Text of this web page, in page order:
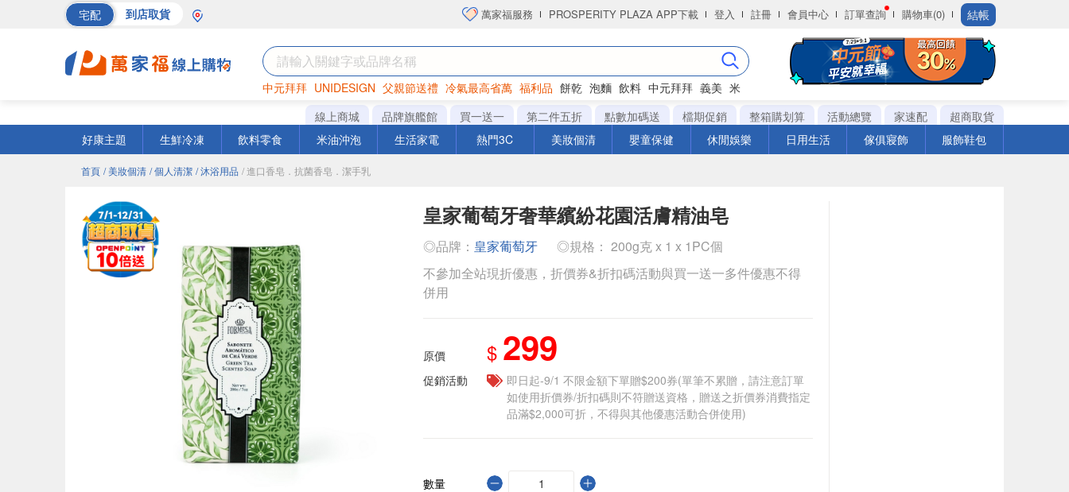
宅配 到店取貨 萬家福服務 PROSPERITY PLAZA APP下載 登入 註冊 會員中心 訂單查詢 購物車(0) 結帳
中元拜拜 UNIDESIGN 父親節送禮 冷氣最高省萬 福利品 餅乾 泡麵 飲料 中元拜拜 義美 米
罐頭 海苔 洋芋片
線上商城 品牌旗艦館 買一送一 第二件五折 點數加碼送 檔期促銷 整箱購划算 活動總覽 家速配
超商取貨
好康主題
生鮮冷凍 飲料零食 米油沖泡 生活家電 熱門3C 美妝個清 嬰童保健 休閒娛樂 日用生活 傢俱寢飾 服飾鞋包
首頁 / 美妝個清 / 個人清潔 / 沐浴用品 / 進口香皂．抗菌香皂．潔手乳
皇家葡萄牙奢華繽紛花園活膚精油皂
◎品牌： 皇家葡萄牙
◎規格： 200g克 x 1 x 1PC個
不參加全站現折優惠，折價券&折扣碼活動與買一送一多件優惠不得
併用
原價 $ 299
促銷活動
即日起-9/1 不限金額下單贈$200券(單筆不累贈，請注意訂單
如使用折價券/折扣碼則不符贈送資格，贈送之折價券消費指定
品滿$2,000可折，不得與其他優惠活動合併使用)
數量